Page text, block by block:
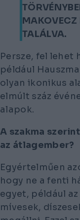
MAKOVECZ
TALÁLVA.
Persze, fel lehet
például
olyan ikonikus
elmúlt száz
alapok.
A szakma
az átlagember?
Egyértelműen
hogy ne a fenti
egyet, például
mívesek,